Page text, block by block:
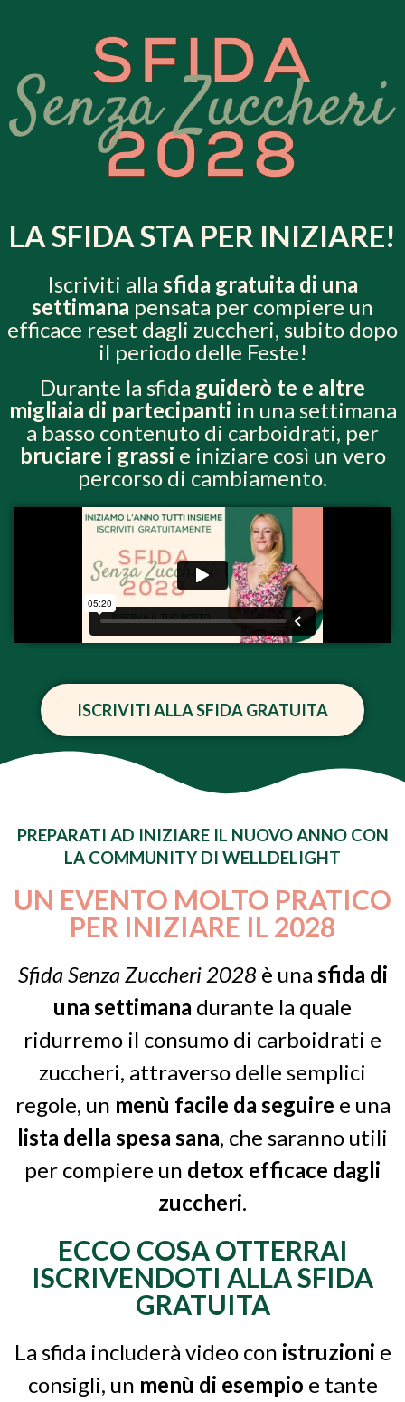
LA SFIDA STA PER INIZIARE!
Iscriviti alla sfida gratuita di una
settimana pensata per compiere un
efficace reset dagli zuccheri, subito dopo
il periodo delle Feste!
Durante la sfida guiderò te e altre
migliaia di partecipanti in una settimana
a basso contenuto di carboidrati, per
bruciare i grassi e iniziare così un vero
percorso di cambiamento.
ISCRIVITI ALLA SFIDA GRATUITA
PREPARATI AD INIZIARE IL NUOVO ANNO CON
LA COMMUNITY DI WELLDELIGHT
UN EVENTO MOLTO PRATICO
PER INIZIARE IL 2028
Sfida Senza Zuccheri 2028 è una sfida di
una settimana durante la quale
ridurremo il consumo di carboidrati e
zuccheri, attraverso delle semplici
regole, un menù facile da seguire e una
lista della spesa sana, che saranno utili
per compiere un detox efficace dagli
zuccheri.
ECCO COSA OTTERRAI
ISCRIVENDOTI ALLA SFIDA
GRATUITA
La sfida includerà video con istruzioni e
consigli, un menù di esempio e tante